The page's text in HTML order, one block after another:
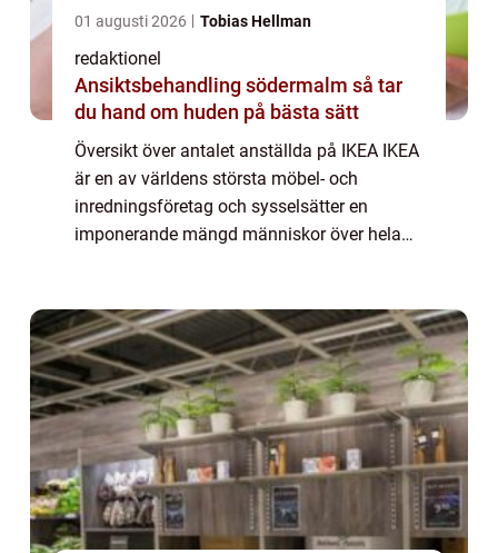
01 augusti 2026 Tobias Hellman
redaktionel
Ansiktsbehandling södermalm så tar
du hand om huden på bästa sätt
Översikt över antalet anställda på IKEA IKEA
är en av världens största möbel- och
inredningsföretag och sysselsätter en
imponerande mängd människor över hela
möbler...